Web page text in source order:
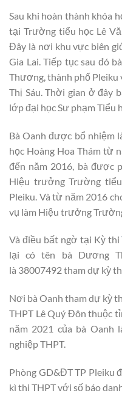
Sau khi hoàn thành khóa
tại Trường tiểu học Lê
Đây là nơi khu vực biên
Gia Lai. Tiếp tục sau đó
Thương, thành phố Pleiku
Thị Sáu. Thời gian ở đây
lớp đại học Sư phạm Tiểu
Bà Oanh được bổ nhiệm
học Hoàng Hoa Thám từ
đến năm 2016, bà được
Hiệu trưởng Trường
Pleiku. Và từ năm 2016
vụ làm Hiệu trưởng
Và điều bất ngờ tại Kỳ thi
lại có tên bà Dương
là 38007492 tham dự kỳ
Nơi bà Oanh tham dự kỳ
THPT Lê Quý Đôn thuộc
năm 2021 của bà Oanh
nghiệp THPT.
Phòng GD&ĐT TP Pleiku
kì thi THPT với số báo